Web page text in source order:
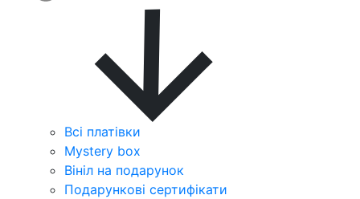
Всі платівки
Mystery box
Вініл на подарунок
Подарункові сертифікати